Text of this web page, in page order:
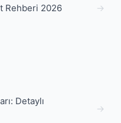
Rehberi 2026
Detaylı